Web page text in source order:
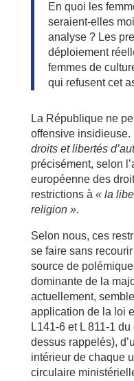
En quoi les
seraient-elles
analyse ? Les
déploiement
femmes de
qui refusent cet
La République ne
offensive insidieuse.
droits et libertés
précisément, selon
européenne des
restrictions à « la
religion ».
Selon nous, ces
se faire sans
source de
dominante de la
actuellement,
application de la loi
L141-6 et L 811-1
dessus rappelés),
intérieur de chaque
circulaire